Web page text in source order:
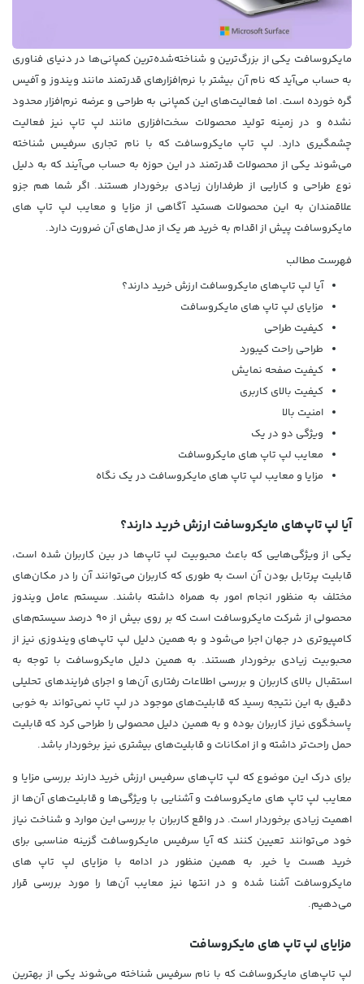
مایکروسافت یکی از بزرگ‌ترین و شناخته‌شده‌ترین کمپانی‌ها در دنیای فناوری
به حساب می‌آید که نام آن بیشتر با نرم‌افزارهای قدرتمند مانند ویندوز و آفیس
گره خورده است. اما فعالیت‌های این کمپانی به طراحی و عرضه نرم‌افزار محدود
نشده و در زمینه تولید محصولات سخت‌افزاری مانند لپ تاپ نیز فعالیت
چشمگیری دارد. لپ تاپ‌ مایکروسافت که با نام تجاری سرفیس شناخته
می‌شوند یکی از محصولات قدرتمند در این حوزه به حساب می‌آیند که به دلیل
نوع طراحی و کارایی از طرفداران زیادی برخوردار هستند. اگر شما هم جزو
علاقمندان به این محصولات هستید آگاهی از مزایا و معایب لپ تاپ ‌های
مایکروسافت پیش از اقدام به خرید هر یک از مدل‌های آن ضرورت دارد.
فهرست مطالب
آیا لپ تاپ‌های مایکروسافت ارزش خرید دارند؟
مزایای لپ تاپ های مایکروسافت
کیفیت طراحی
طراحی راحت کیبورد
کیفیت صفحه نمایش
کیفیت بالای کاربری
امنیت بالا
ویژگی دو در یک
معایب لپ تاپ‌ های مایکروسافت
مزایا و معایب لپ تاپ های مایکروسافت در یک نگاه
آیا لپ تاپ‌های مایکروسافت ارزش خرید دارند؟
یکی از ویژگی‌هایی که باعث محبوبیت لپ تاپ‌ها در بین کاربران شده است،
قابلیت پرتابل بودن آن است به طوری که کاربران می‌توانند آن را در مکان‌های
مختلف به منظور انجام امور به همراه داشته باشند. سیستم عامل ویندوز
محصولی از شرکت مایکروسافت است که بر روی بیش از 90 درصد سیستم‌های
کامپیوتری در جهان اجرا می‌شود و به همین دلیل لپ تاپ‌های ویندوزی نیز از
محبوبیت زیادی برخوردار هستند. به همین دلیل مایکروسافت با توجه به
استقبال بالای کاربران و بررسی اطلاعات رفتاری آن‌ها و اجرای فرایندهای تحلیلی
دقیق به این نتیجه رسید که قابلیت‌های موجود در لپ تاپ نمی‌تواند به خوبی
پاسخگوی نیاز کاربران بوده و به همین دلیل محصولی را طراحی کرد که قابلیت
حمل راحت‌تر داشته و از امکانات و قابلیت‌های بیشتری نیز برخوردار باشد.
برای درک این موضوع که لپ تاپ‌های سرفیس ارزش خرید دارند بررسی مزایا و
معایب لپ تاپ های مایکروسافت و آشنایی با ویژگی‌ها و قابلیت‌های آن‌ها از
اهمیت زیادی برخوردار است. در واقع کاربران با بررسی این موارد و شناخت نیاز
خود می‌توانند تعیین کنند که آیا سرفیس مایکروسافت گزینه مناسبی برای
خرید هست یا خیر. به همین منظور در ادامه با مزایای لپ تاپ های
مایکروسافت آشنا شده و در انتها نیز معایب آن‌ها را مورد بررسی قرار
می‌دهیم.
مزایای لپ تاپ های مایکروسافت
لپ تاپ‌های مایکروسافت که با نام سرفیس شناخته می‌شوند یکی از بهترین